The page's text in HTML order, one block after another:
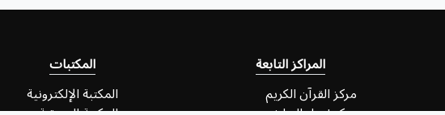
المراكز التابعة
مركز القرآن الكريم
المكتبات
المكتبة الإلكترونية